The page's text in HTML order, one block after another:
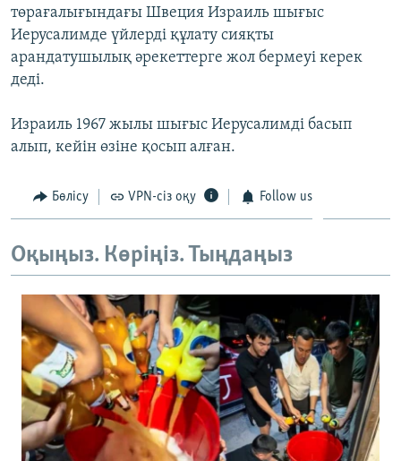
төрағалығындағы Швеция Израиль шығыс
Иерусалимде үйлерді құлату сияқты
арандатушылық әрекеттерге жол бермеуі керек
деді.
Израиль 1967 жылы шығыс Иерусалимді басып
алып, кейін өзіне қосып алған.
Бөлісу VPN-сіз оқу Follow us
Оқыңыз. Көріңіз. Тыңдаңыз